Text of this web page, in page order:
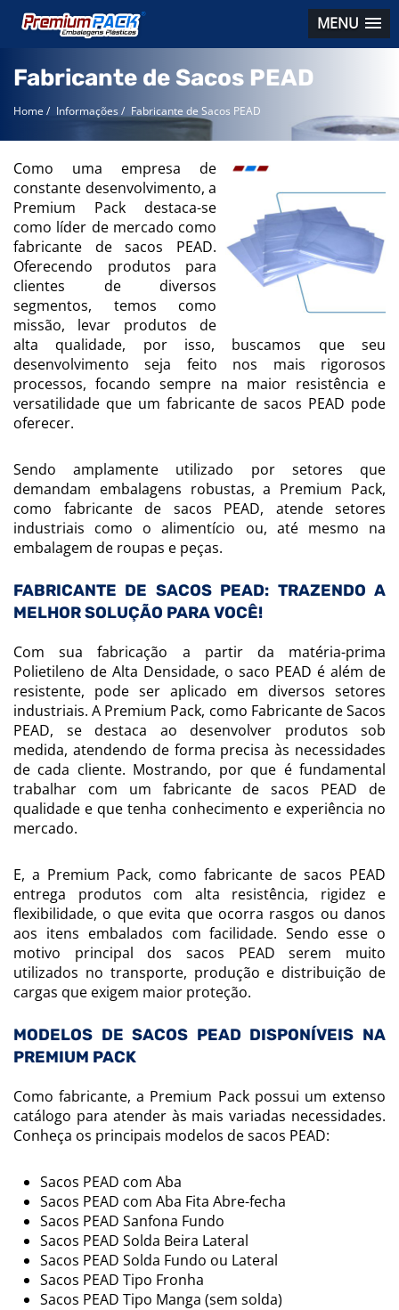
MENU
Fabricante de Sacos PEAD
Home / Informações / Fabricante de Sacos PEAD
Como uma empresa de
constante desenvolvimento, a
Premium Pack destaca-se
como líder de mercado como
fabricante de sacos PEAD.
Oferecendo produtos para
clientes de diversos
segmentos, temos como
missão, levar produtos de
alta qualidade, por isso, buscamos que seu
desenvolvimento seja feito nos mais rigorosos
processos, focando sempre na maior resistência e
versatilidade que um fabricante de sacos PEAD pode
oferecer.
Sendo amplamente utilizado por setores que
demandam embalagens robustas, a Premium Pack,
como fabricante de sacos PEAD, atende setores
industriais como o alimentício ou, até mesmo na
embalagem de roupas e peças.
FABRICANTE DE SACOS PEAD: TRAZENDO A
MELHOR SOLUÇÃO PARA VOCÊ!
Com sua fabricação a partir da matéria-prima
Polietileno de Alta Densidade, o saco PEAD é além de
resistente, pode ser aplicado em diversos setores
industriais. A Premium Pack, como Fabricante de Sacos
PEAD, se destaca ao desenvolver produtos sob
medida, atendendo de forma precisa às necessidades
de cada cliente. Mostrando, por que é fundamental
trabalhar com um fabricante de sacos PEAD de
qualidade e que tenha conhecimento e experiência no
mercado.
E, a Premium Pack, como fabricante de sacos PEAD
entrega produtos com alta resistência, rigidez e
flexibilidade, o que evita que ocorra rasgos ou danos
aos itens embalados com facilidade. Sendo esse o
motivo principal dos sacos PEAD serem muito
utilizados no transporte, produção e distribuição de
cargas que exigem maior proteção.
MODELOS DE SACOS PEAD DISPONÍVEIS NA
PREMIUM PACK
Como fabricante, a Premium Pack possui um extenso
catálogo para atender às mais variadas necessidades.
Conheça os principais modelos de sacos PEAD:
Sacos PEAD com Aba
Sacos PEAD com Aba Fita Abre-fecha
Sacos PEAD Sanfona Fundo
Sacos PEAD Solda Beira Lateral
Sacos PEAD Solda Fundo ou Lateral
Sacos PEAD Tipo Fronha
Sacos PEAD Tipo Manga (sem solda)